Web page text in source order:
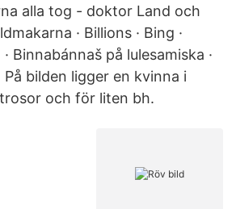
alla tog - doktor Land och
· Billions · Bing ·
Binnabánnaš på lulesamiska ·
bilden ligger en kvinna i
och för liten bh.